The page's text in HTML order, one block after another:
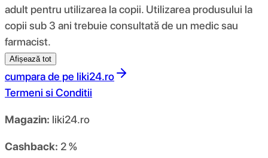
adult pentru utilizarea la copii. Utilizarea produsului la
copii sub 3 ani trebuie consultată de un medic sau
farmacist.
Afișează tot
cumpara de pe liki24.ro
Termeni si Conditii
Magazin: liki24.ro
Cashback: 2 %